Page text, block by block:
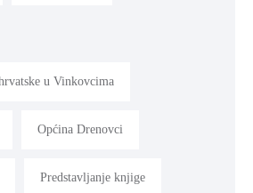
u Vinkovcima
Općina Drenovci
Predstavljanje knjige